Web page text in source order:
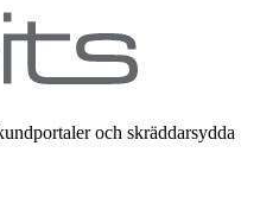
och skräddarsydda